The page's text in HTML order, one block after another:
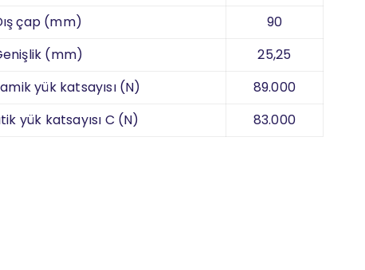
çap (mm)
90
(mm)
25,25
yük katsayısı (N)
89.000
yük katsayısı C (N)
83.000